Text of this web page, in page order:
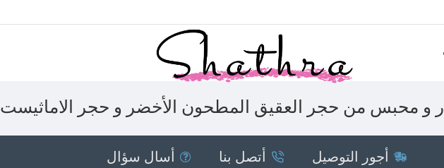
و محبس من حجر العقيق المطحون الأخضر و حجر الاماثيست
أجور التوصيل أتصل بنا أسال سؤال